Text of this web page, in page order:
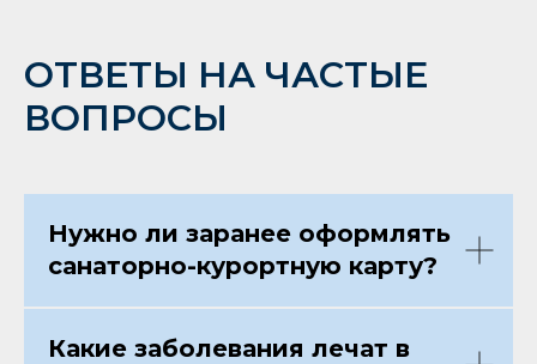
ОТВЕТЫ НА ЧАСТЫЕ
ВОПРОСЫ
Нужно ли заранее оформлять
санаторно-курортную карту?
Какие заболевания лечат в